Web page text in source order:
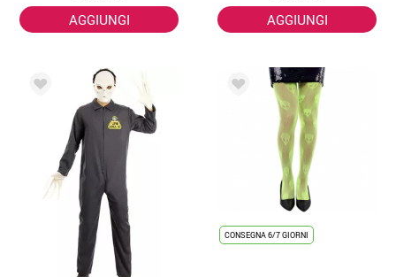
AGGIUNGI AGGIUNGI
CONSEGNA 6/7 GIORNI